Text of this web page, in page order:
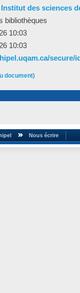
des sciences
bibliothèques
10:03
10:03
secure/
document)
Nous écrire